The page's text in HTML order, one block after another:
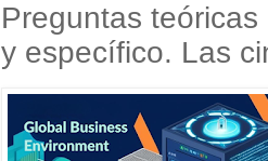
Preguntas
y específico. Las